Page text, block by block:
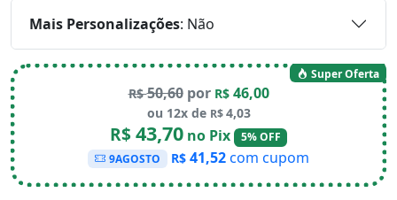
Mais Personalizações: Não
Super Oferta
R$50,60por R$ 46,00
ou 12x de R$4,03
R$43,70no Pix
5% OFF
9AGOSTO
R$ 41,52com cupom